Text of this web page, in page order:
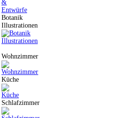
Botanik
Illustrationen
Wohnzimmer
Küche
Schlafzimmer